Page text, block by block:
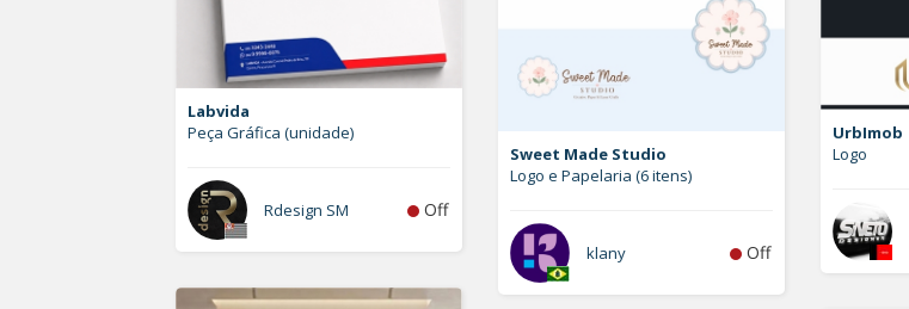
Labvida
Peça Gráfica (unidade)
Rdesign SM Off
UrbImob
Logo
Sweet Made Studio
Logo e Papelaria (6 itens)
klany Off